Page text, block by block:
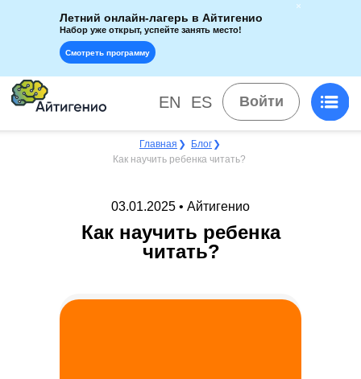
Смотреть программу
Летний онлайн-лагерь в Айтигенио
Набор уже открыт, успейте занять место!
Как научить ребенка читать?
Главная Блог
❯ ❯
Как научить ребенка
читать?
03.01.2025 • Айтигенио